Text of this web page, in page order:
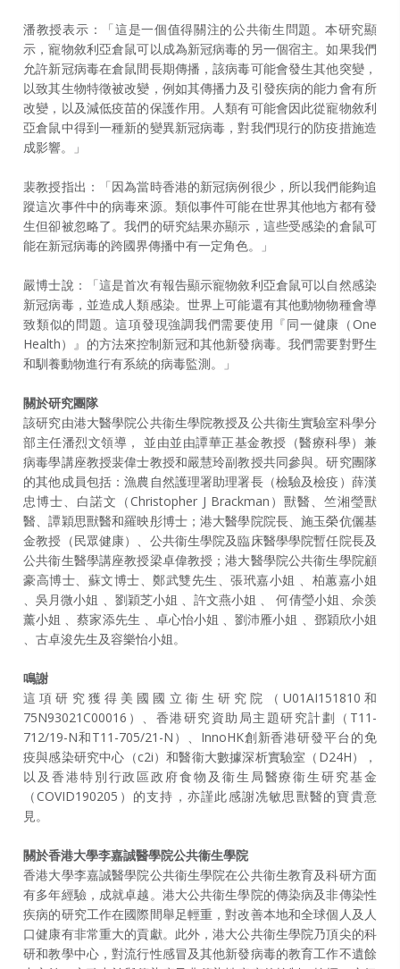
潘教授表示：「這是一個值得關注的公共衞生問題。本研究顯
示，寵物敘利亞倉鼠可以成為新冠病毒的另一個宿主。如果我們
允許新冠病毒在倉鼠間長期傳播，該病毒可能會發生其他突變，
以致其生物特徵被改變，例如其傳播力及引發疾病的能力會有所
改變，以及減低疫苗的保護作用。人類有可能會因此從寵物敘利
亞倉鼠中得到一種新的變異新冠病毒，對我們現行的防疫措施造
成影響。」
裴教授指出：「因為當時香港的新冠病例很少，所以我們能夠追
蹤這次事件中的病毒來源。類似事件可能在世界其他地方都有發
生但卻被忽略了。我們的研究結果亦顯示，這些受感染的倉鼠可
能在新冠病毒的跨國界傳播中有一定角色。」
嚴博士說：「這是首次有報告顯示寵物敘利亞倉鼠可以自然感染
新冠病毒，並造成人類感染。世界上可能還有其他動物物種會導
致類似的問題。這項發現強調我們需要使用『同一健康（One
Health）』的方法來控制新冠和其他新發病毒。我們需要對野生
和馴養動物進行有系統的病毒監測。」
關於研究團隊
該研究由港大醫學院公共衞生學院教授及公共衞生實驗室科學分
部主任潘烈文領導， 並由並由譚華正基金教授（醫療科學）兼
病毒學講座教授裴偉士教授和嚴慧玲副教授共同參與。研究團隊
的其他成員包括：漁農自然護理署助理署長（檢驗及檢疫）薛漢
忠博士、白諾文（Christopher J Brackman）獸醫、竺湘瑩獸
醫、譚穎思獸醫和羅映彤博士；港大醫學院院長、施玉榮伉儷基
金教授（民眾健康）、公共衞生學院及臨床醫學學院暫任院長及
公共衞生醫學講座教授梁卓偉教授；港大醫學院公共衞生學院顧
豪高博士、蘇文博士、鄭武雙先生、張玳嘉小姐 、柏蕙嘉小姐
、吳月微小姐 、劉穎芝小姐 、許文燕小姐 、 何倩瑩小姐、佘羡
薰小姐 、蔡家添先生 、卓心怡小姐 、劉沛雁小姐 、鄧穎欣小姐
、古卓浚先生及容樂怡小姐。
鳴謝
這項研究獲得美國國立衞生研究院（U01AI151810和
75N93021C00016）、香港研究資助局主題研究計劃（T11-
712/19-N和T11-705/21-N）、InnoHK創新香港研發平台的免
疫與感染研究中心（c2i）和醫衞大數據深析實驗室（D24H），
以及香港特別行政區政府食物及衞生局醫療衞生研究基金
（COVID190205）的支持，亦謹此感謝冼敏思獸醫的寶貴意
見。
關於香港大學李嘉誠醫學院公共衞生學院
香港大學李嘉誠醫學院公共衞生學院在公共衞生教育及科研方面
有多年經驗，成就卓越。港大公共衞生學院的傳染病及非傳染性
疾病的研究工作在國際間舉足輕重，對改善本地和全球個人及人
口健康有非常重大的貢獻。此外，港大公共衞生學院乃頂尖的科
研和教學中心，對流行性感冒及其他新發病毒的教育工作不遺餘